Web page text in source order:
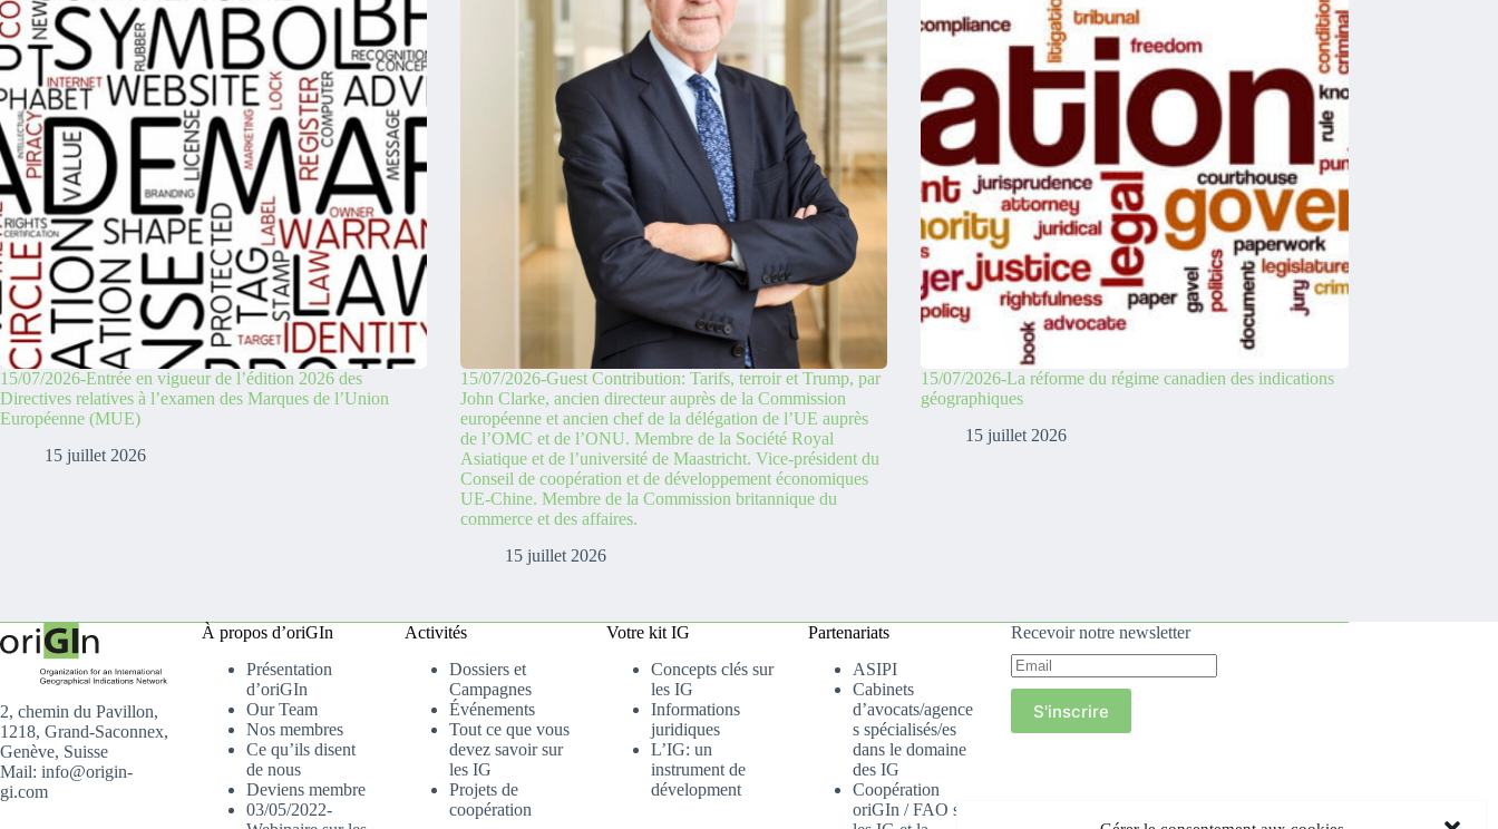
15/07/2026-Entrée en vigueur de l’édition 2026 des
Directives relatives à l’examen des Marques de l’Union
Européenne (MUE)
15 juillet 2026
15/07/2026-Guest Contribution: Tarifs, terroir et Trump, par
John Clarke, ancien directeur auprès de la Commission
européenne et ancien chef de la délégation de l’UE auprès
de l’OMC et de l’ONU. Membre de la Société Royal
Asiatique et de l’université de Maastricht. Vice-président du
Conseil de coopération et de développement économiques
UE-Chine. Membre de la Commission britannique du
commerce et des affaires.
15 juillet 2026
15/07/2026-La réforme du régime canadien des indications
géographiques
15 juillet 2026
2, chemin du Pavillon,
1218, Grand-Saconnex,
Genève, Suisse
Mail: info@origin-
gi.com
À propos d’oriGIn
Présentation
d’oriGIn
Our Team
Nos membres
Ce qu’ils disent
de nous
Deviens membre
03/05/2022-
Activités
Dossiers et
Campagnes
Événements
Tout ce que vous
devez savoir sur
les IG
Projets de
coopération
Votre kit IG
Concepts clés sur
les IG
Informations
juridiques
L’IG: un
instrument de
dévelopment
Partenariats
ASIPI
Cabinets
d’avocats/agence
s spécialisés/es
dans le domaine
des IG
Coopération
oriGIn / FAO sur
Recevoir notre newsletter
S'inscrire